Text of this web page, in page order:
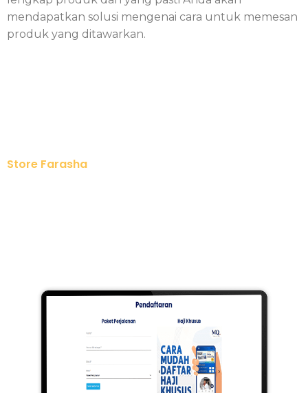
mendapatkan solusi mengenai cara untuk memesan
produk yang ditawarkan.
Store Farasha